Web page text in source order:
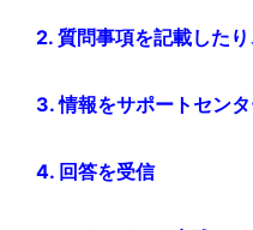
2. 質問事項を記載した
3. 情報をサポートセン
4. 回答を受信